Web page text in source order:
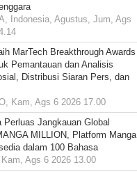
Indonesia, Agustus, Jum, Ags
MarTech Breakthrough Awards
Pemantauan dan Analisis
Distribusi Siaran Pers, dan
Kam, Ags 6 2026 17.00
Perluas Jangkauan Global
MILLION, Platform Manga
dalam 100 Bahasa
Ags 6 2026 13.00